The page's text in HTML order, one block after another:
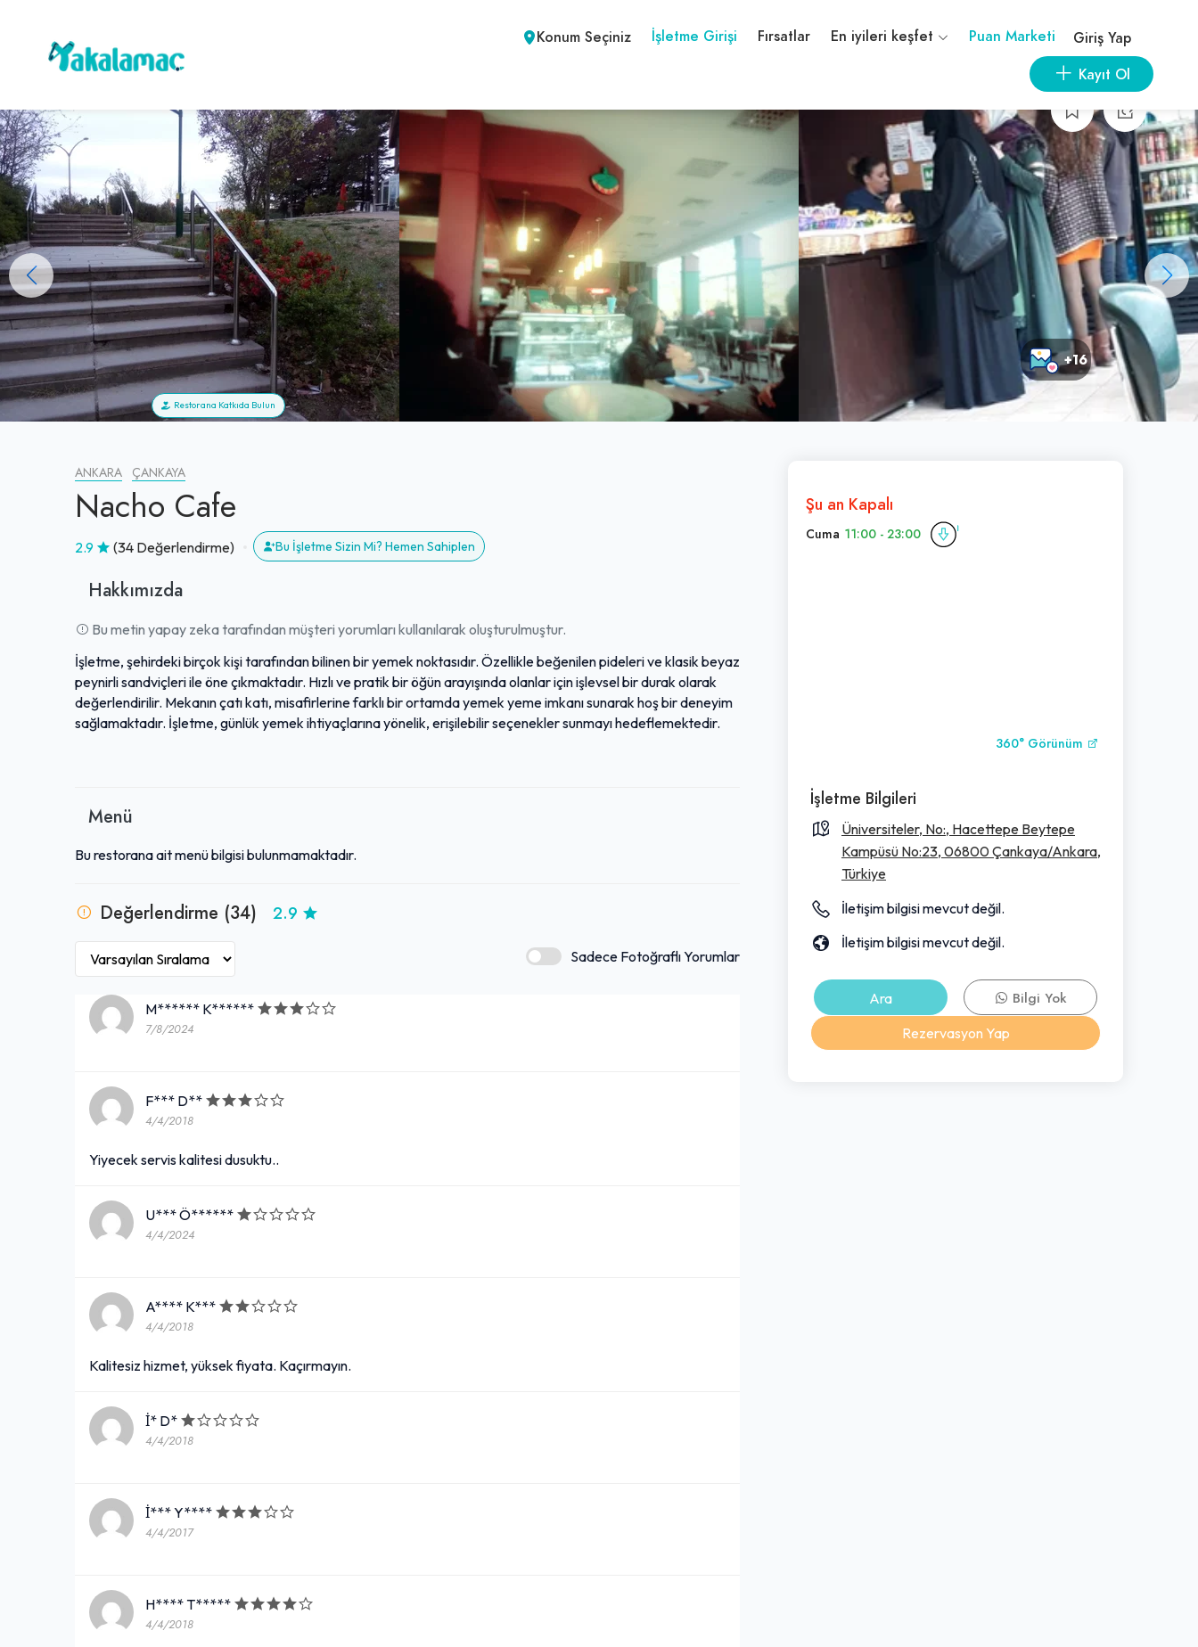
Konum Seçiniz İşletme Girişi Fırsatlar En iyileri keşfet Puan Marketi
Giriş Yap
Kayıt Ol
+16
Restorana Katkıda Bulun
ANKARA ÇANKAYA
Nacho Cafe
2.9 (34 Değerlendirme) Bu İşletme Sizin Mi? Hemen Sahiplen
Hakkımızda
Bu metin yapay zeka tarafından müşteri yorumları kullanılarak oluşturulmuştur.
İşletme, şehirdeki birçok kişi tarafından bilinen bir yemek noktasıdır. Özellikle beğenilen pideleri ve klasik beyaz
peynirli sandviçleri ile öne çıkmaktadır. Hızlı ve pratik bir öğün arayışında olanlar için işlevsel bir durak olarak
değerlendirilir. Mekanın çatı katı, misafirlerine farklı bir ortamda yemek yeme imkanı sunarak hoş bir deneyim
sağlamaktadır. İşletme, günlük yemek ihtiyaçlarına yönelik, erişilebilir seçenekler sunmayı hedeflemektedir.
Menü
Bu restorana ait menü bilgisi bulunmamaktadır.
Değerlendirme (34) 2.9
Sadece Fotoğraflı Yorumlar
M****** K******
7/8/2024
F*** D**
4/4/2018
Yiyecek servis kalitesi dusuktu..
U*** Ö******
4/4/2024
A**** K***
4/4/2018
Kalitesiz hizmet, yüksek fiyata. Kaçırmayın.
İ* D*
4/4/2018
İ*** Y****
4/4/2017
H**** T*****
4/4/2018
Şu an Kapalı
Cuma 11:00 - 23:00
360° Görünüm
İşletme Bilgileri
Üniversiteler, No:, Hacettepe Beytepe
Kampüsü No:23, 06800 Çankaya/Ankara,
Türkiye
İletişim bilgisi mevcut değil.
İletişim bilgisi mevcut değil.
Ara
Bilgi Yok
Rezervasyon Yap